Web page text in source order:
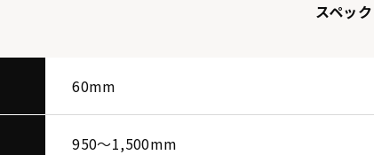
スペック
60mm
950〜1,500mm